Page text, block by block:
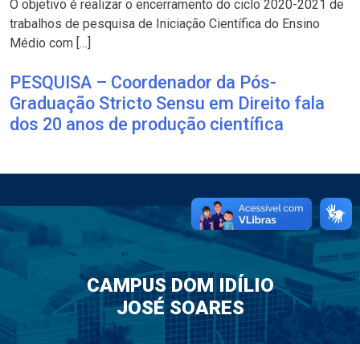
O objetivo é realizar o encerramento do ciclo 2020-2021 de
trabalhos de pesquisa de Iniciação Científica do Ensino
Médio com […]
PESQUISA – Coordenador da Pós-
Graduação Stricto Sensu em Direito fala
dos 20 anos de produção científica
CAMPUS DOM IDÍLIO
JOSÉ SOARES